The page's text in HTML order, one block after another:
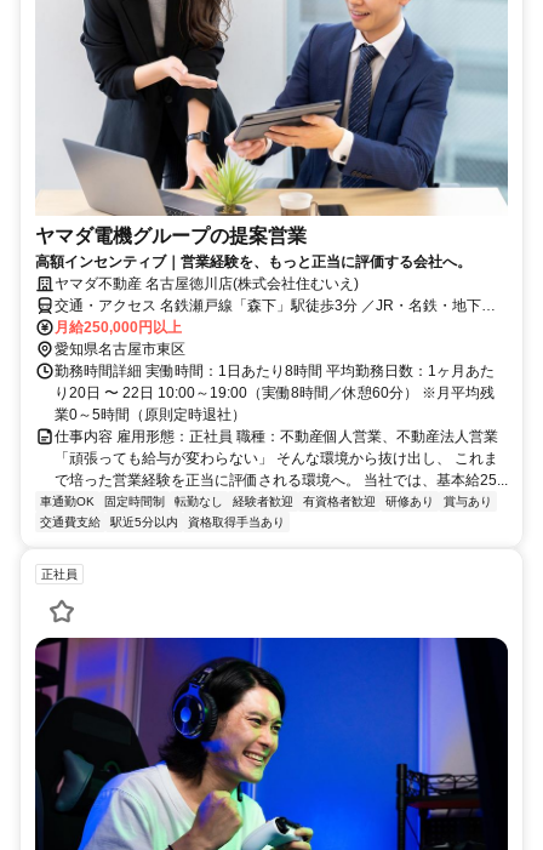
ヤマダ電機グループの提案営業
高額インセンティブ｜営業経験を、もっと正当に評価する会社へ。
ヤマダ不動産 名古屋徳川店(株式会社住むいえ)
交通・アクセス 名鉄瀬戸線「森下」駅徒歩3分 ／JR・名鉄・地下鉄
「大曽根」駅徒歩12分
月給250,000円以上
愛知県名古屋市東区
勤務時間詳細 実働時間：1日あたり8時間 平均勤務日数：1ヶ月あた
り20日 〜 22日 10:00～19:00（実働8時間／休憩60分） ※月平均残
業0～5時間（原則定時退社）
仕事内容 雇用形態：正社員 職種：不動産個人営業、不動産法人営業
「頑張っても給与が変わらない」 そんな環境から抜け出し、 これま
で培った営業経験を正当に評価される環境へ。 当社では、基本給25...
車通勤OK 固定時間制 転勤なし 経験者歓迎 有資格者歓迎 研修あり
賞与あり
交通費支給
駅近5分以内 資格取得手当あり
正社員